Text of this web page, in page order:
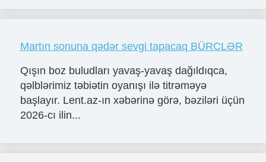
Martın sonuna qədər sevgi tapacaq BÜRCLƏR
Qışın boz buludları yavaş-yavaş dağıldıqca,
qəlblərimiz təbiətin oyanışı ilə titrəməyə
başlayır. Lent.az-ın xəbərinə görə, bəziləri üçün
2026-cı ilin...